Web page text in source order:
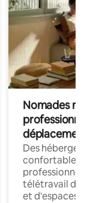
Nomades
déplacement
Des
confortables
professionnels
télétravail
et d'espaces